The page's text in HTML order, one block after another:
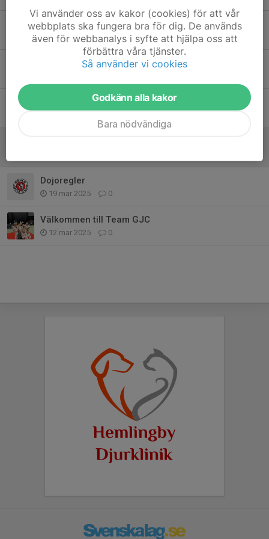
Anmälan Skol-RM (SENAST 27/4)
24 apr 2025 0
Beställa rygglapp
Inställd träning tisdag 1/4
Dojoregler
19 mar 2025 0
Välkommen till Team GJC
12 mar 2025 0
Vi använder oss av kakor (cookies) för att vår
webbplats ska fungera bra för dig. De används
även för webbanalys i syfte att hjälpa oss att
förbättra våra tjänster.
Så använder vi cookies
Godkänn alla kakor
Bara nödvändiga